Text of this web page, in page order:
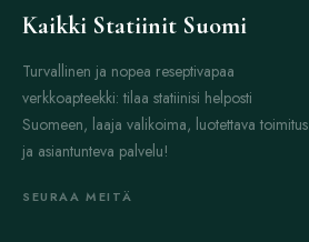
Kaikki Statiinit Suomi
Turvallinen ja nopea reseptivapaa
verkkoapteekki: tilaa statiinisi helposti
Suomeen, laaja valikoima, luotettava toimitus
ja asiantunteva palvelu!
SEURAA MEITÄ